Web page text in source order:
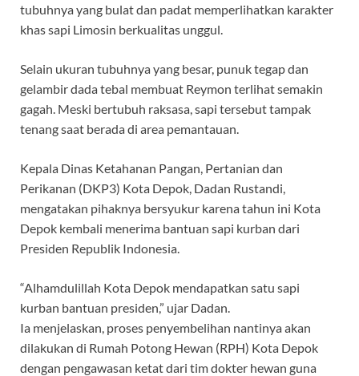
tubuhnya yang bulat dan padat memperlihatkan karakter
khas sapi Limosin berkualitas unggul.
Selain ukuran tubuhnya yang besar, punuk tegap dan
gelambir dada tebal membuat Reymon terlihat semakin
gagah. Meski bertubuh raksasa, sapi tersebut tampak
tenang saat berada di area pemantauan.
Kepala Dinas Ketahanan Pangan, Pertanian dan
Perikanan (DKP3) Kota Depok, Dadan Rustandi,
mengatakan pihaknya bersyukur karena tahun ini Kota
Depok kembali menerima bantuan sapi kurban dari
Presiden Republik Indonesia.
“Alhamdulillah Kota Depok mendapatkan satu sapi
kurban bantuan presiden,” ujar Dadan.
Ia menjelaskan, proses penyembelihan nantinya akan
dilakukan di Rumah Potong Hewan (RPH) Kota Depok
dengan pengawasan ketat dari tim dokter hewan guna